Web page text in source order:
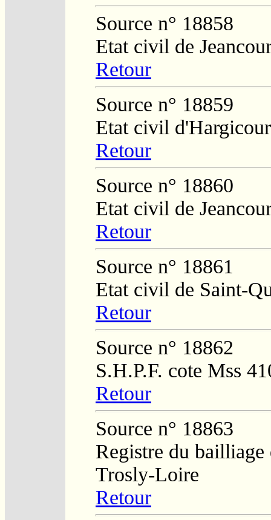
Source n° 18858
Etat civil de
Retour
Source n° 18859
Etat civil
Retour
Source n° 18860
Etat civil de
Retour
Source n° 18861
Etat civil de Saint-
Retour
Source n° 18862
S.H.P.F. cote Mss
Retour
Source n° 18863
Registre du bailliage
Trosly-Loire
Retour